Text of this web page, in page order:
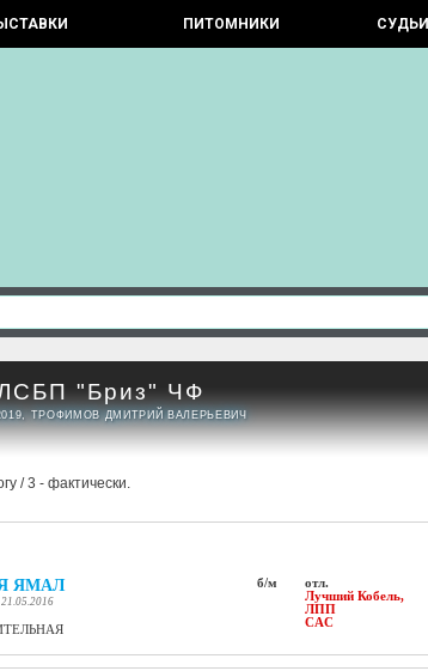
ПИТОМНИКИ СУДЬИ
"Бриз" ЧФ
ТРОФИМОВ ДМИТРИЙ ВАЛЕРЬЕВИЧ
/ 3 - фактически.
ЯМАЛ б/м
отл.
Лучший Кобель,
ЛПП
CAC